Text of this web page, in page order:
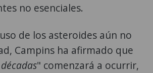
no esenciales.
de los asteroides aún no
Campins ha afirmado que
" comenzará a ocurrir,